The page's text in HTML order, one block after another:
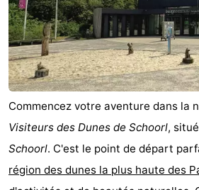
Scheveningen
-
La
Haye
-
Rotterdam
-
Rockanje
Météo
Contact
Commencez votre aventure dans la
Visiteurs des Dunes de Schoorl,
Schoorl. C'est le point de départ
région des dunes la plus haute des